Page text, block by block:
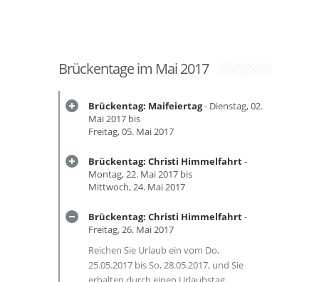
Brückentage im Mai 2017
Brückentag: Maifeiertag- Dienstag, 02.
Mai 2017 bis
Freitag, 05. Mai 2017
Brückentag: Christi Himmelfahrt-
Montag, 22. Mai 2017 bis
Mittwoch, 24. Mai 2017
Brückentag: Christi Himmelfahrt-
Freitag, 26. Mai 2017
Reichen Sie Urlaub ein vom Do,
25.05.2017 bis So, 28.05.2017, und Sie